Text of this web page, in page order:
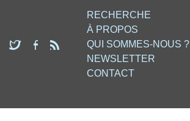
RECHERCHE
À PROPOS
QUI SOMMES-NOUS ?
NEWSLETTER
CONTACT